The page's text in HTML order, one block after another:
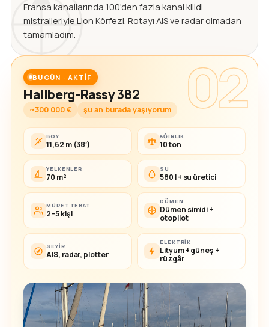
Fransa kanallarında 100'den fazla kanal kilidi,
mistralleriyle Lion Körfezi. Rotayı AIS ve radar olmadan
tamamladım.
02
BUGÜN · AKTIF
Hallberg-Rassy 382
~300 000 € şu an burada yaşıyorum
BOY
11,62 m (38′)
AĞIRLIK
10 ton
YELKENLER
70 m²
SU
580 l + su üretici
MÜRETTEBAT
2–5 kişi
DÜMEN
Dümen simidi +
otopilot
SEYIR
AIS, radar, plotter
ELEKTRIK
Lityum + güneş +
rüzgâr